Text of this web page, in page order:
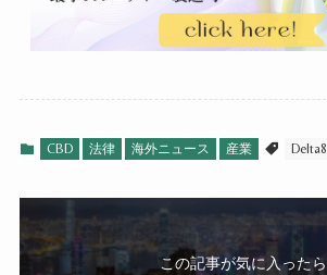
CBD 法律 海外ニュース 産業 Delta8
この記事が気に入ったら